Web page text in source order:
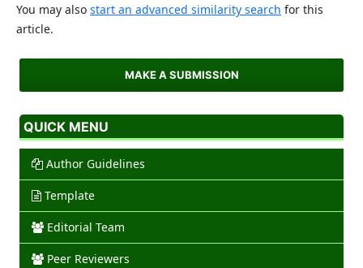
You may also start an advanced similarity search for this
article.
MAKE A SUBMISSION
QUICK MENU
Author Guidelines
Template
Editorial Team
Peer Reviewers